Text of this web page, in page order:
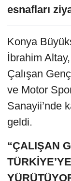
esnafları
Konya
İbrahim
Çalışan
ve Motor
Sanayii’nde
geldi.
“ÇALIŞAN